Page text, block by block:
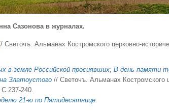
Сазонова в журналах.
Светочъ. Альманах Костромского церковно-
в земле Российской просиявших; В день памяти
Златоустого // Светочъ. Альманах Костромского
240.
21-ю по Пятидесятнице.